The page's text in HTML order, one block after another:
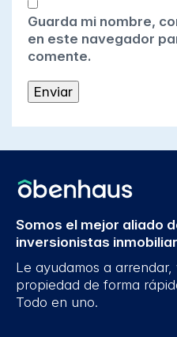
Guarda mi nombre,
en este navegador
comente.
Somos el mejor aliado
inversionistas
Le ayudamos a
propiedad de forma
Todo en uno.